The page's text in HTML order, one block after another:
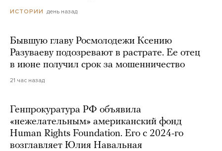
ИСТОРИИ день назад
Бывшую главу Росмолодежи Ксению
Разуваеву подозревают в растрате. Ее отец
в июне получил срок за мошенничество
21 час назад
Генпрокуратура РФ объявила
«нежелательным» американский фонд
Human Rights Foundation. Его с 2024-го
возглавляет Юлия Навальная